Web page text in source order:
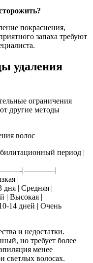
покраснения,
запаха требуют
удаления
ограничения
другие методы
волос
период |
|————|
|
дня | Средняя |
| Высокая |
14 дней | Очень
и недостатки.
но требует более
менее
светлых волосах.